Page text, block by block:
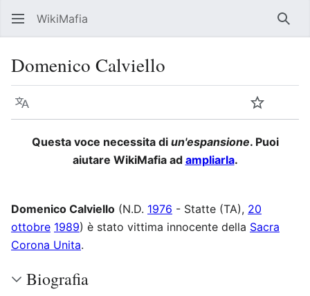
WikiMafia
Domenico Calviello
Lingua Segui
Questa voce necessita di un'espansione. Puoi
aiutare WikiMafia ad ampliarla.
Domenico Calviello (N.D. 1976 - Statte (TA), 20
ottobre 1989) è stato vittima innocente della Sacra
Corona Unita.
Biografia